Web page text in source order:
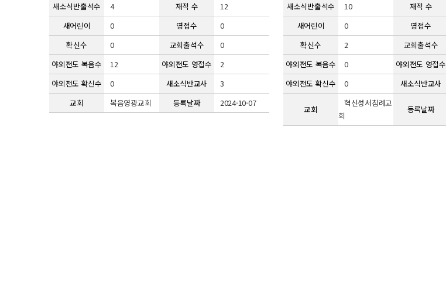
새소식반출석수 4 재적 수
12
새어린이
0 영접수
0
확신수
0 교회출석수
0
야외전도 복음수
12 야외전도 영접수
2
야외전도 확신수
0 새소식반교사
3
교회
복음영광교회 등록날짜 2024-10-07
새소식반출석수 10 재적 수
새어린이
0 영접수
확신수
2 교회출석수
야외전도 복음수
0 야외전도 영접수
야외전도 확신수
0 새소식반교사
교회
혁신성서침례교
회
등록날짜